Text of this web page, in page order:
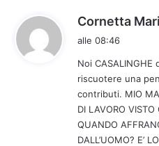
Cornetta
alle 08:46
Noi
riscuotere una
contributi. MIO
DI LAVORO
QUANDO
DALL’UOMO? E’